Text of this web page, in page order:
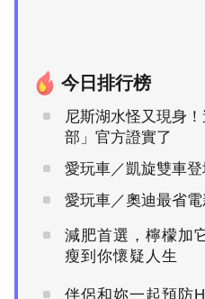
今日排行榜
尼斯湖水怪又現身
部」官方證實了
愛玩車／凱旋雙車
愛玩車／奧迪最省
減肥首選，檸檬加
瘦到你懷疑人生
伴侶和妳一起預防